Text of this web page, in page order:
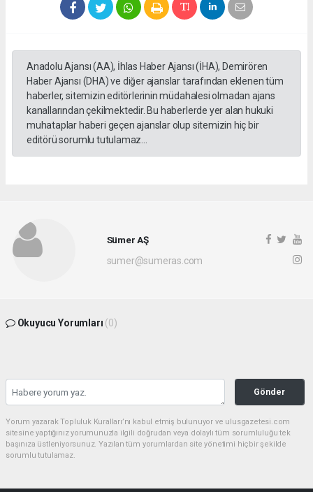
Anadolu Ajansı (AA), İhlas Haber Ajansı (İHA), Demirören
Haber Ajansı (DHA) ve diğer ajanslar tarafından eklenen tüm
haberler, sitemizin editörlerinin müdahalesi olmadan ajans
kanallarından çekilmektedir. Bu haberlerde yer alan hukuki
muhataplar haberi geçen ajanslar olup sitemizin hiç bir
editörü sorumlu tutulamaz...
Sümer AŞ
sumer@sumeras.com
Okuyucu Yorumları (0)
Gönder
Yorum yazarak Topluluk Kuralları’nı kabul etmiş bulunuyor ve ulusgazetesi.com
sitesine yaptığınız yorumunuzla ilgili doğrudan veya dolaylı tüm sorumluluğu tek
başınıza üstleniyorsunuz. Yazılan tüm yorumlardan site yönetimi hiçbir şekilde
sorumlu tutulamaz.